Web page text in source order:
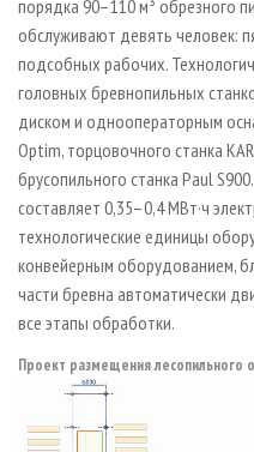
порядка 90–110 м³ обрезного
обслуживают девять человек:
подсобных рабочих.
головных бревнопильных
диском и однооператорным
Optim, торцовочного станка
брусопильного станка Paul
составляет 0,35–0,4 МВт·ч
технологические единицы
конвейерным оборудованием,
части бревна автоматически
все этапы обработки.
Проект размещения лесопильного